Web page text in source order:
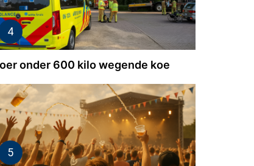
onder 600 kilo wegende koe